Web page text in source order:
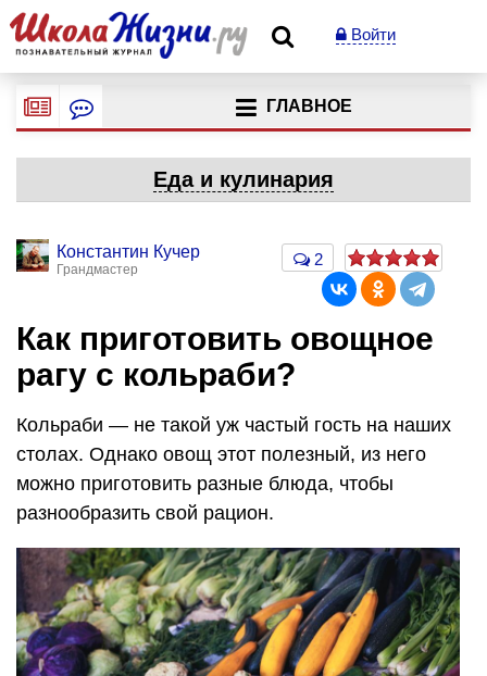
Войти
ГЛАВНОЕ
Еда и кулинария
Константин Кучер
Грандмастер
2
Как приготовить овощное
рагу с кольраби?
Кольраби — не такой уж частый гость на наших
столах. Однако овощ этот полезный, из него
можно приготовить разные блюда, чтобы
разнообразить свой рацион.